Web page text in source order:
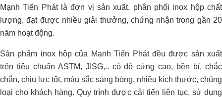
Mạnh Tiến Phát là đơn vị sản xuất, phân phối inox hộp chất
lượng, đạt được nhiều giải thưởng, chứng nhận trong gần 20
năm hoạt động.
Sản phẩm inox hộp của Mạnh Tiến Phát đều được sản xuất
trên tiêu chuẩn ASTM, JISG,.. có độ cứng cao, bền bỉ, chắc
chắn, chịu lực tốt, màu sắc sáng bóng, nhiều kích thước, chủng
loại cho khách hàng. Quy trình được cải tiến liên tục, sử dụng